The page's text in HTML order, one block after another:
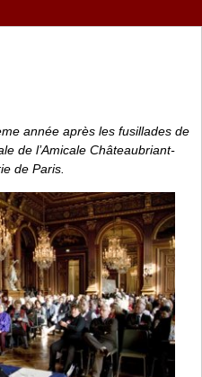
année après les fusillades de
de l’Amicale Châteaubriant-
de Paris.